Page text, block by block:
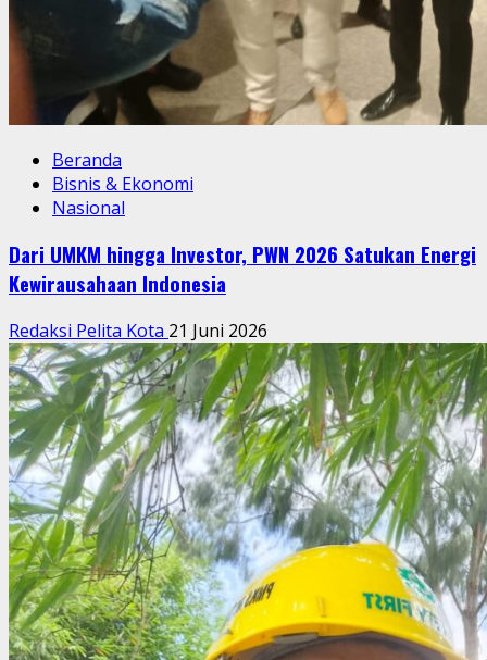
Beranda
Bisnis & Ekonomi
Nasional
Dari UMKM hingga Investor, PWN 2026 Satukan Energi
Kewirausahaan Indonesia
Redaksi Pelita Kota 21 Juni 2026